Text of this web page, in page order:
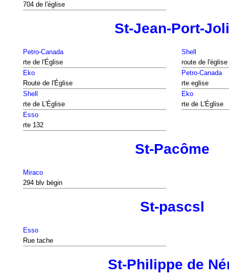
704 de l'église
St-Jean-Port-Joli
Petro-Canada
rte de l'Église
Shell
route de l'église
Eko
Route de l'Église
Petro-Canada
rte eglise
Shell
rte de L'Église
Eko
rte de L'Église
Esso
rte 132
St-Pacôme
Miraco
294 blv bégin
St-pascsl
Esso
Rue tache
St-Philippe de